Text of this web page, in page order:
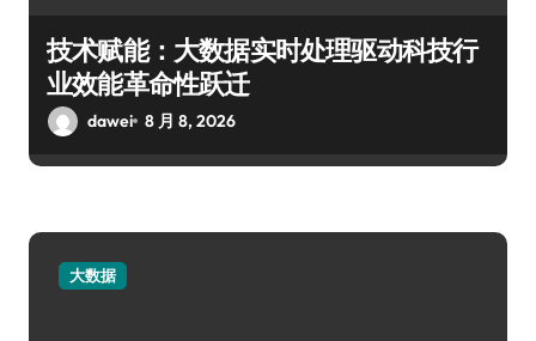
技术赋能：大数据实时处理驱动科技行
业效能革命性跃迁
dawei 8 月 8, 2026
大数据